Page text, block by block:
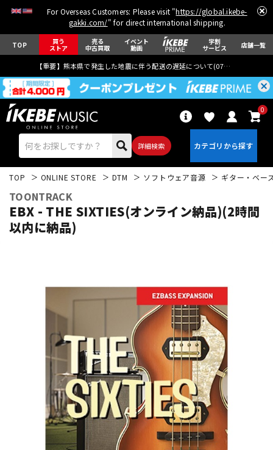
For Overseas Customers: Please visit "https://global.ikebe-
gakki.com/" for direct international shipping.
TOP 買う
ストア
売る
中古買取
イベント
動画
学割
サービス 店舗一覧
【重要】熊本県で発生した地震に伴う配送の遅延について(07月29日
詳細検索
0
ウクレレ
ドラム パーカッション
キーボード 電子ピアノ
管楽器 その他楽器
TOP ONLINE STORE DTM ソフトウェア音源 ギター・ベー
TOONTRACK
EBX - THE SIXTIES(オンライン納品)(2時間
以内に納品)